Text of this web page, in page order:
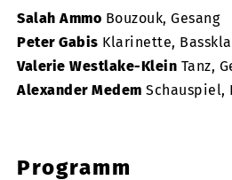
Salah Ammo Bouzouk, Gesang
Peter Gabis Klarinette,
Valerie Westlake-Klein Tanz,
Alexander Medem Schauspiel,
Programm